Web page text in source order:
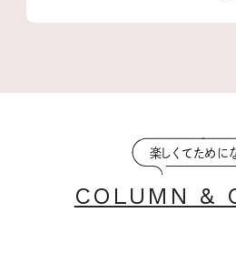
楽しくてために
COLUMN &